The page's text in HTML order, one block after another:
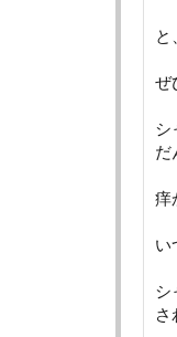
と
ぜ
シ
だ
痒
い
シ
さ